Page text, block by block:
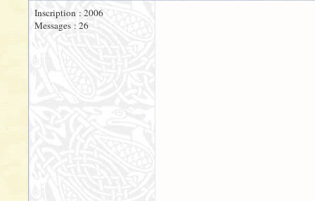
Inscription : 2006
Messages : 26